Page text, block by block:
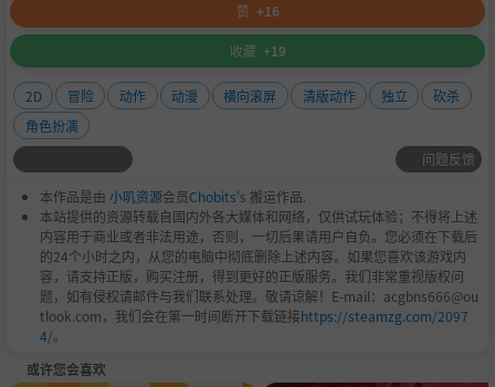
赞 +16
收藏 +19
2D 冒险 动作 动漫 横向滚屏 清版动作 独立
砍杀
角色扮演
问题反馈
本作品是由 小叽资源会员Chobits's 搬运作品.
本站提供的资源转载自国内外各大媒体和网络，仅供试玩体验；不得将上述
内容用于商业或者非法用途，否则，一切后果请用户自负。您必须在下载后
的24个小时之内，从您的电脑中彻底删除上述内容。如果您喜欢该游戏内
容，请支持正版，购买注册，得到更好的正版服务。我们非常重视版权问
题，如有侵权请邮件与我们联系处理。敬请谅解！E-mail：acgbns666@ou
tlook.com，我们会在第一时间断开下载链接https://steamzg.com/2097
4/。
或许您会喜欢